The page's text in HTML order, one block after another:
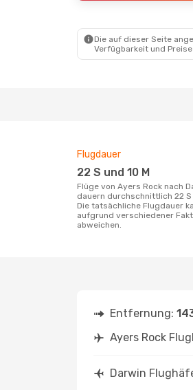
Die auf dieser Seite
Verfügbarkeit und
Flugdauer
22 S und 10 M
Flüge von Ayers Rock nach Darwin
dauern durchschnittlich 22 S
Die tatsächliche Flugdauer
aufgrund verschiedener
abweichen.
Entfernung:
Ayers Rock
Darwin